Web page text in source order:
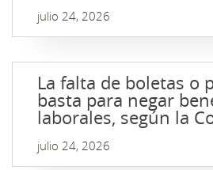
julio 24, 2026
La falta de boletas o
basta para negar
laborales, según la
julio 24, 2026